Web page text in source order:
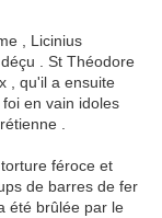
, Licinius
.
St Théodore
, qu'il a ensuite
en vain idoles
.
féroce et
de barres de fer
été brûlée par le